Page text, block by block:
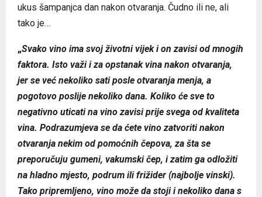
ukus šampanjca dan nakon otvaranja. Čudno ili ne, ali
tako je…
„Svako vino ima svoj životni vijek i on zavisi od mnogih
faktora. Isto važi i za opstanak vina nakon otvaranja,
jer se već nekoliko sati posle otvaranja menja, a
pogotovo poslije nekoliko dana. Koliko će sve to
negativno uticati na vino zavisi prije svega od kvaliteta
vina. Podrazumjeva se da ćete vino zatvoriti nakon
otvaranja nekim od pomoćnih čepova, za šta se
preporučuju gumeni, vakumski čep, i zatim ga odložiti
na hladno mjesto, podrum ili frižider (najbolje vinski).
Tako pripremljeno, vino može da stoji i nekoliko dana s